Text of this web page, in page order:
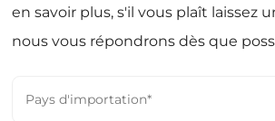
en savoir plus, s'il vous plaît laissez
nous vous répondrons dès que